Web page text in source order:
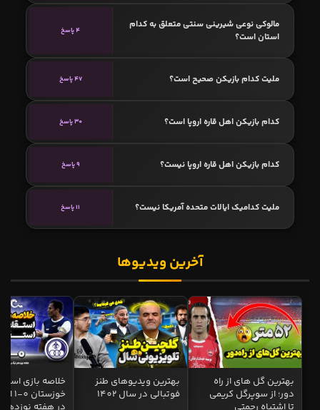
مالوکی نوعی شیرینی سنتی متعلق به کدام
استان است؟
4 پاسخ
ملیت کدام بازیکن صحیح است؟ 47 پاسخ
کدام بازیکن اهل قاره اروپا است؟ 30 پاسخ
کدام بازیکن اهل قاره اروپا نیست؟ 9 پاسخ
ملیت کدامیک ایالات متحده آمریکا نیست؟ 11 پاسخ
آخرین ویدیوها
بهترین گل های از راه
دور؛ از سوپرگل کریمی
تا اشتباه رحمتی
بهترین ویدیوهای طنز
فوتبالی در سال 1402
خلاصه بازی
در هفته نوزدهم